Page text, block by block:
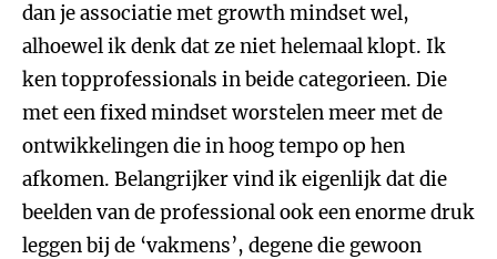
dan je associatie met growth mindset wel,
alhoewel ik denk dat ze niet helemaal klopt. Ik
ken topprofessionals in beide categorieen. Die
met een fixed mindset worstelen meer met de
ontwikkelingen die in hoog tempo op hen
afkomen. Belangrijker vind ik eigenlijk dat die
beelden van de professional ook een enorme druk
leggen bij de ‘vakmens’, degene die gewoon